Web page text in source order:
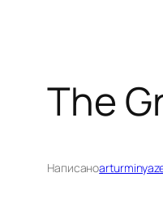
The
Написано